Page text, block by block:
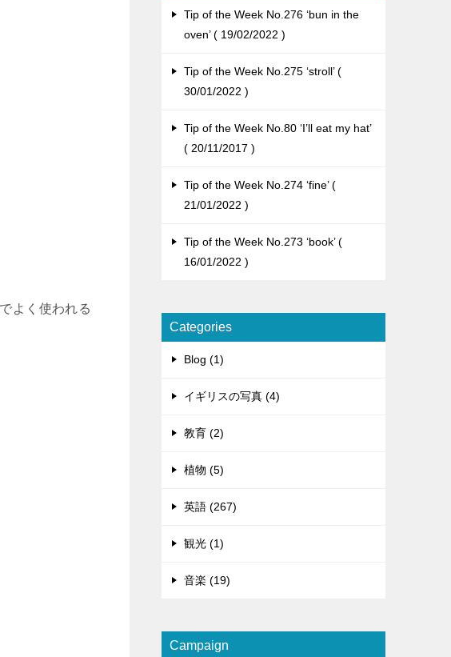
よく使われる
Tip of the Week No.276 ‘bun in the
oven’
19/02/2022
Tip of the Week No.275 ‘stroll’
30/01/2022
Tip of the Week No.80 ‘I’ll eat my hat’
20/11/2017
Tip of the Week No.274 ‘fine’
21/01/2022
Tip of the Week No.273 ‘book’
16/01/2022
Categories
Blog (1)
イギリスの写真 (4)
教育 (2)
植物 (5)
英語 (267)
観光 (1)
音楽 (19)
Campaign